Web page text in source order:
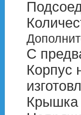
С
Корпус
Крышка